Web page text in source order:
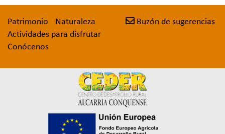
Patrimonio
Naturaleza
Actividades para disfrutar
Conócenos
Buzón de sugerencias